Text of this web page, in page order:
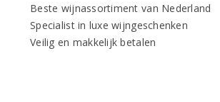
Beste wijnassortiment van Nederland
Specialist in luxe wijngeschenken
Veilig en makkelijk betalen